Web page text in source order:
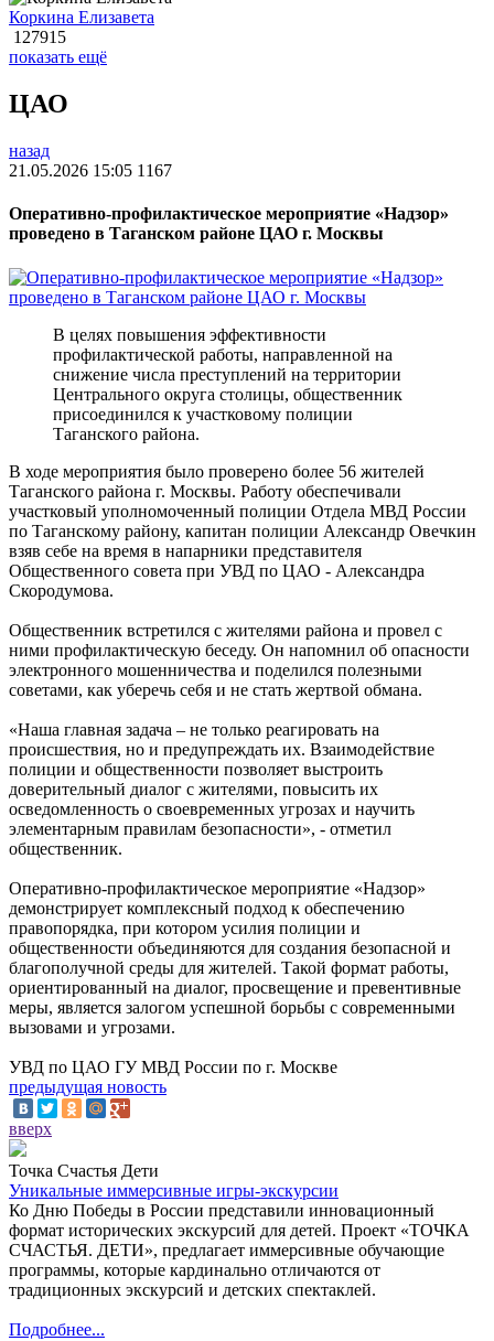
Коркина Елизавета
127915
показать ещё
ЦАО
назад
21.05.2026 15:05 1167
Оперативно-профилактическое мероприятие «Надзор»
проведено в Таганском районе ЦАО г. Москвы
В целях повышения эффективности
профилактической работы, направленной на
снижение числа преступлений на территории
Центрального округа столицы, общественник
присоединился к участковому полиции
Таганского района.
В ходе мероприятия было проверено более 56 жителей
Таганского района г. Москвы. Работу обеспечивали
участковый уполномоченный полиции Отдела МВД России
по Таганскому району, капитан полиции Александр Овечкин
взяв себе на время в напарники представителя
Общественного совета при УВД по ЦАО - Александра
Скородумова.
Общественник встретился с жителями района и провел с
ними профилактическую беседу. Он напомнил об опасности
электронного мошенничества и поделился полезными
советами, как уберечь себя и не стать жертвой обмана.
«Наша главная задача – не только реагировать на
происшествия, но и предупреждать их. Взаимодействие
полиции и общественности позволяет выстроить
доверительный диалог с жителями, повысить их
осведомленность о своевременных угрозах и научить
элементарным правилам безопасности», - отметил
общественник.
Оперативно-профилактическое мероприятие «Надзор»
демонстрирует комплексный подход к обеспечению
правопорядка, при котором усилия полиции и
общественности объединяются для создания безопасной и
благополучной среды для жителей. Такой формат работы,
ориентированный на диалог, просвещение и превентивные
меры, является залогом успешной борьбы с современными
вызовами и угрозами.
УВД по ЦАО ГУ МВД России по г. Москве
предыдущая новость
вверх
Точка Счастья Дети
Уникальные иммерсивные игры-экскурсии
Ко Дню Победы в России представили инновационный
формат исторических экскурсий для детей. Проект «ТОЧКА
СЧАСТЬЯ. ДЕТИ», предлагает иммерсивные обучающие
программы, которые кардинально отличаются от
традиционных экскурсий и детских спектаклей.
Подробнее...